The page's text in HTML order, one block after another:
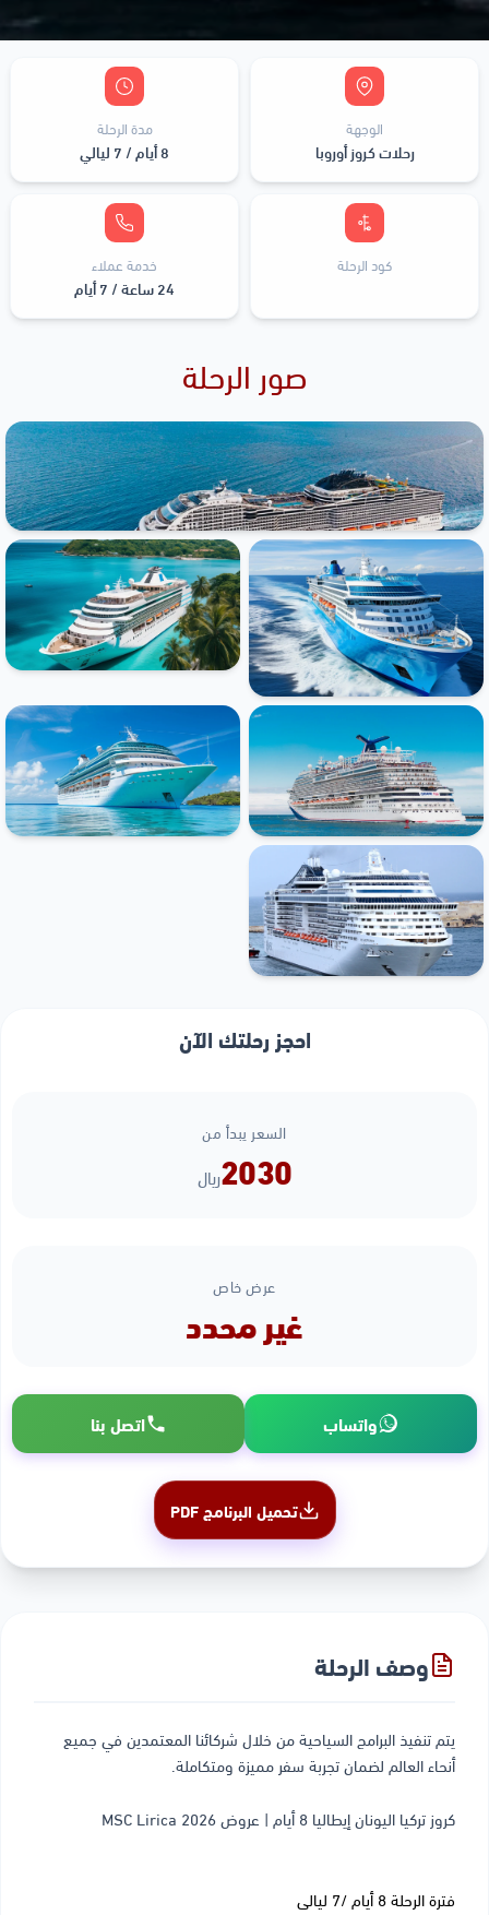
الوجهة
رحلات كروز أوروبا
مدة الرحلة
8 أيام / 7 ليالي
كود الرحلة خدمة عملاء
24 ساعة / 7 أيام
صور الرحلة
احجز رحلتك الآن
السعر يبدأ من
2030ريال
عرض خاص
غير محدد
واتساب اتصل بنا
تحميل البرنامج PDF
وصف الرحلة
يتم تنفيذ البرامج السياحية من خلال شركائنا المعتمدين في جميع
أنحاء العالم لضمان تجربة سفر مميزة ومتكاملة.
كروز تركيا اليونان إيطاليا 8 أيام | عروض MSC Lirica 2026
فترة الرحلة 8 أيام /7 ليالى